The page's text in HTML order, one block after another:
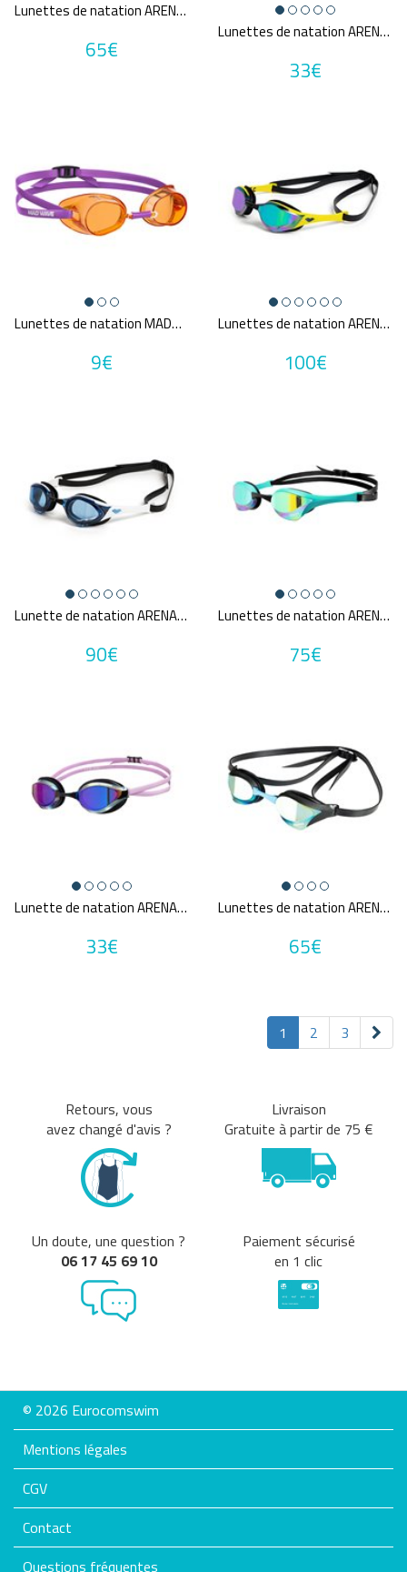
Lunettes de natation ARENA COBRA CORE SWIPE MIRROR
65€
Lunettes de natation ARENA PYTHON MIRROR
33€
Lunettes de natation MADWAVE RACER SW
9€
Lunettes de natation ARENA COBRA EDGE SWIPE MIRROR
100€
Lunette de natation ARENA COBRA EDGE SWIPE
90€
Lunettes de natation ARENA COBRA ULTRA SWIPE MIRROR
75€
Lunette de natation ARENA PYTHON MIRROR
33€
Lunettes de natation ARENA COBRA CORE SWIPE MIRROR
65€
1 2 3
Retours, vous
avez changé d'avis ?
Livraison
Gratuite à partir de 75 €
Un doute, une question ?
06 17 45 69 10
Paiement sécurisé
en 1 clic
© 2026 Eurocomswim
Mentions légales
CGV
Contact
Questions fréquentes